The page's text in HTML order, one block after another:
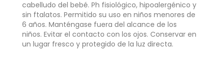
cabelludo del bebé. Ph fisiológico, hipoalergénico y
sin ftalatos. Permitido su uso en niños menores de
6 años. Manténgase fuera del alcance de los
niños. Evitar el contacto con los ojos. Conservar en
un lugar fresco y protegido de la luz directa.